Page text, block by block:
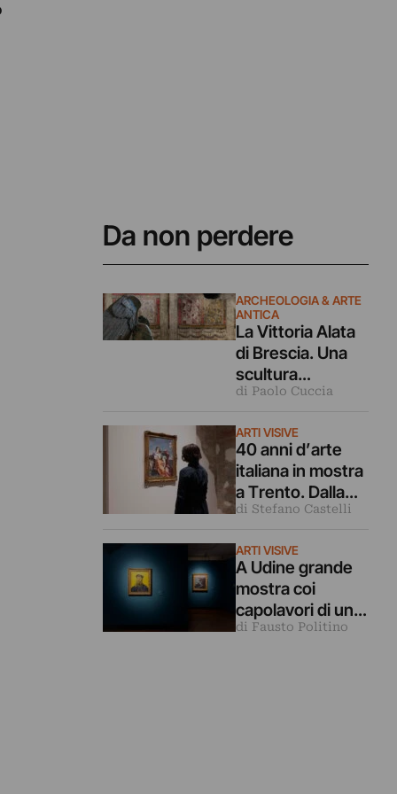
Da non perdere
ARCHEOLOGIA & ARTE
ANTICA
La Vittoria Alata
di Brescia. Una
scultura
leggendaria vista
fotografi
di Paolo Cuccia
ARTI VISIVE
40 anni d’arte
italiana in mostra
a Trento. Dalla
Transavanguardi
di Stefano Castelli
ARTI VISIVE
A Udine grande
mostra coi
capolavori di un
museo svizzero
di Fausto Politino